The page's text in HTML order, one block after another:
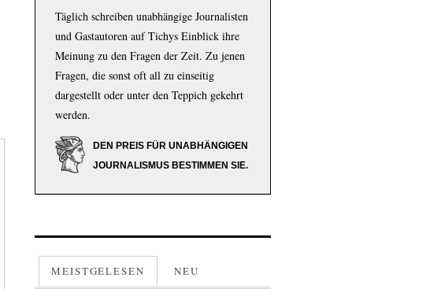
Täglich schreiben unabhängige Journalisten
und Gastautoren auf Tichys Einblick ihre
Meinung zu den Fragen der Zeit. Zu jenen
Fragen, die sonst oft all zu einseitig
dargestellt oder unter den Teppich gekehrt
werden.
DEN PREIS FÜR UNABHÄNGIGEN
JOURNALISMUS BESTIMMEN SIE.
MEISTGELESEN NEU